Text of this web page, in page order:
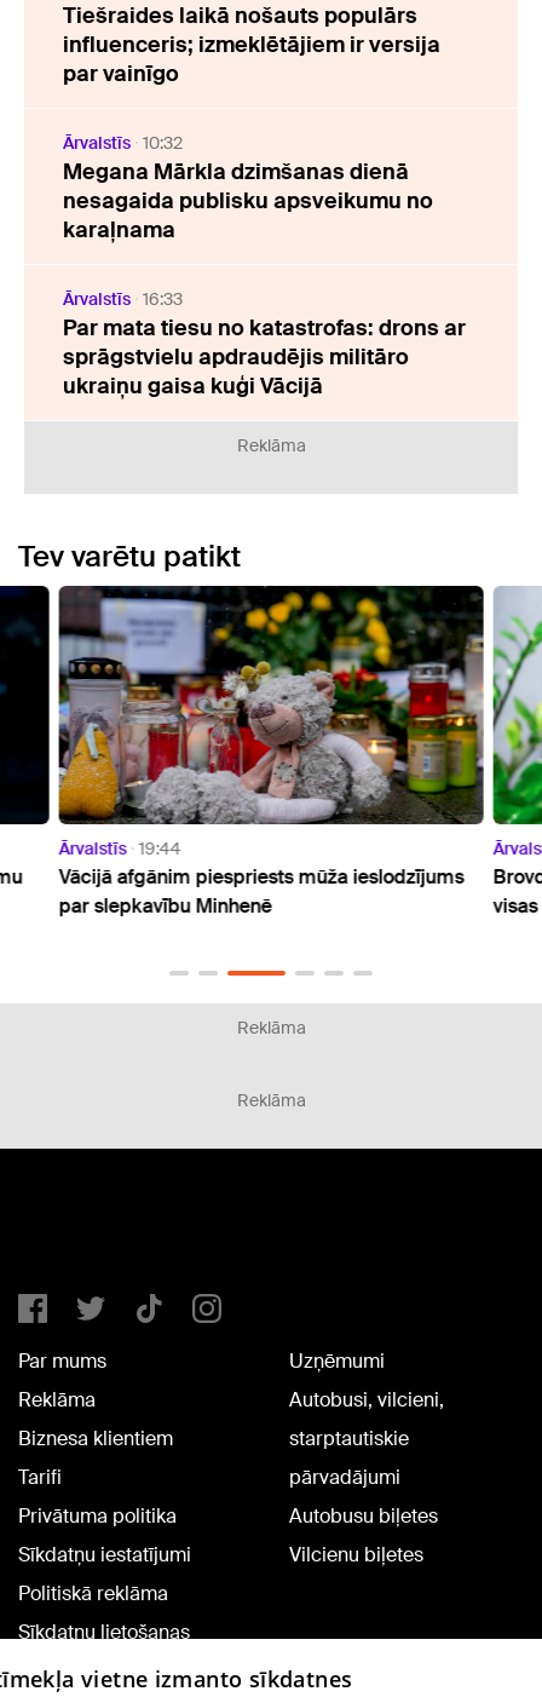
Tiešraides laikā nošauts populārs
influenceris; izmeklētājiem ir versija
par vainīgo
Ārvalstīs 10:32
Megana Mārkla dzimšanas dienā
nesagaida publisku apsveikumu no
karaļnama
Ārvalstīs 16:33
Par mata tiesu no katastrofas: drons ar
sprāgstvielu apdraudējis militāro
ukraiņu gaisa kuģi Vācijā
Reklāma
Tev varētu patikt
Ārvalstīs 19:44
Vācijā afgānim piespriests mūža ieslodzījums
par slepkavību Minhenē
Reklāma
Reklāma
Par mums
Reklāma
Biznesa klientiem
Tarifi
Privātuma politika
Sīkdatņu iestatījumi
Politiskā reklāma
Sīkdatņu lietošanas
noteikumi
Uzņēmumi
Autobusi, vilcieni,
starptautiskie
pārvadājumi
Autobusu biļetes
Vilcienu biļetes
vietne izmanto sīkdatnes